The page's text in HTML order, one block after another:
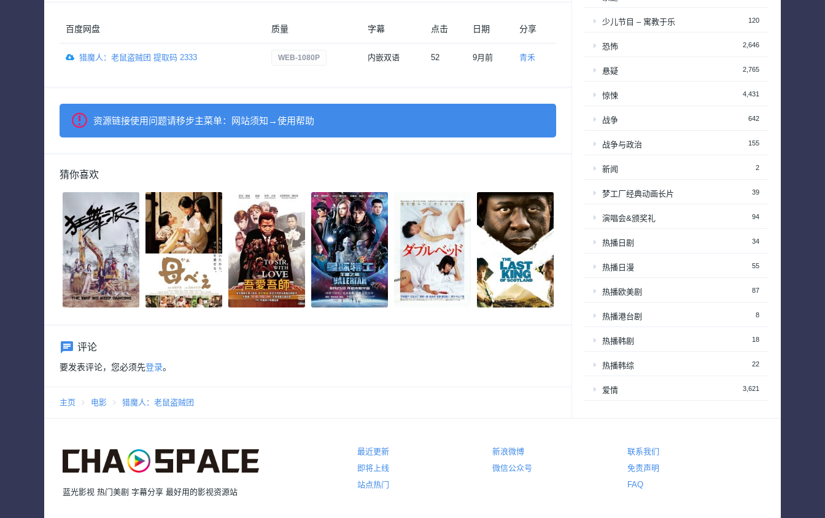
百度网盘 质量 字幕 点击 日期 分享
猎魔人：老鼠盗贼团 提取码 2333 WEB-1080P 内嵌双语 52 9月前 青禾
资源链接使用问题请移步主菜单：网站须知→使用帮助
猜你喜欢
评论
要发表评论，您必须先登录。
主页 电影 猎魔人：老鼠盗贼团
少儿节目 – 寓教于乐 120
恐怖 2,646
悬疑 2,765
惊悚 4,431
战争 642
战争与政治 155
新闻 2
梦工厂经典动画长片 39
演唱会&颁奖礼 94
热播日剧 34
热播日漫 55
热播欧美剧 87
热播港台剧 8
热播韩剧 18
热播韩综 22
爱情 3,621
最近更新
即将上线
站点热门
新浪微博
微信公众号
联系我们
免责声明
FAQ
蓝光影视 热门美剧 字幕分享 最好用的影视资源站